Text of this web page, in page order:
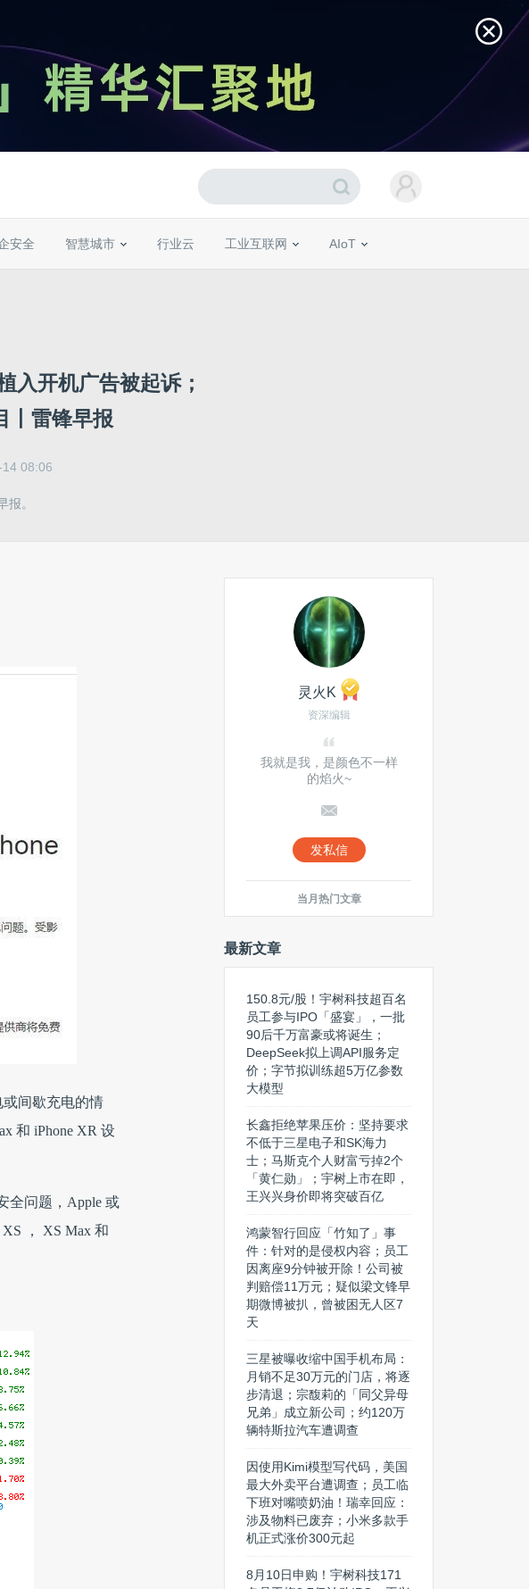
安全 智慧城市 行业云 工业互联网 AIoT
入开机广告被起诉；
丨雷锋早报
08:06
报。
间歇充电的情
和 iPhone XR 设
全问题，Apple 或
， XS Max 和
灵火K
资深编辑
我就是我，是颜色不一样
的焰火~
发私信
当月热门文章
最新文章
150.8元/股！宇树科技超百名
员工参与IPO「盛宴」，一批
90后千万富豪或将诞生；
DeepSeek拟上调API服务定
价；字节拟训练超5万亿参数
大模型
长鑫拒绝苹果压价：坚持要求
不低于三星电子和SK海力
士；马斯克个人财富亏掉2个
「黄仁勋」；宇树上市在即，
王兴兴身价即将突破百亿
鸿蒙智行回应「竹知了」事
件：针对的是侵权内容；员工
因离座9分钟被开除！公司被
判赔偿11万元；疑似梁文锋早
期微博被扒，曾被困无人区7
天
三星被曝收缩中国手机布局：
月销不足30万元的门店，将逐
步清退；宗馥莉的「同父异母
兄弟」成立新公司；约120万
辆特斯拉汽车遭调查
因使用Kimi模型写代码，美国
最大外卖平台遭调查；员工临
下班对嘴喷奶油！瑞幸回应：
涉及物料已废弃；小米多款手
机正式涨价300元起
8月10日申购！宇树科技171